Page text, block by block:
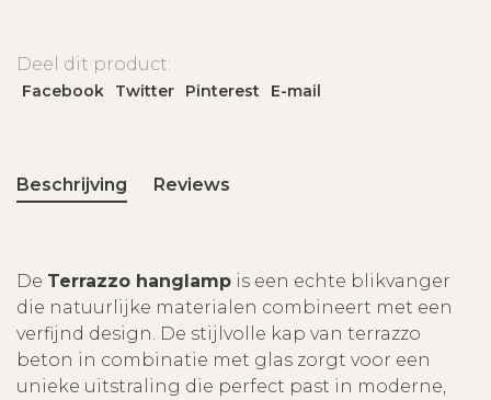
Deel dit product:
Facebook Twitter Pinterest E-mail
Beschrijving Reviews
De Terrazzo hanglamp is een echte blikvanger
die natuurlijke materialen combineert met een
verfijnd design. De stijlvolle kap van terrazzo
beton in combinatie met glas zorgt voor een
unieke uitstraling die perfect past in moderne,